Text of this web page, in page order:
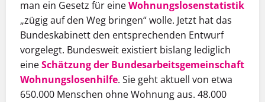
man ein Gesetz für eineWohnungslosenstatistik
„zügig auf den Weg bringen“ wolle. Jetzt hat das
Bundeskabinett den entsprechenden Entwurf
vorgelegt. Bundesweit existiert bislang lediglich
eineSchätzung der Bundesarbeitsgemeinschaft
Wohnungslosenhilfe. Sie geht aktuell von etwa
650.000 Menschen ohne Wohnung aus. 48.000